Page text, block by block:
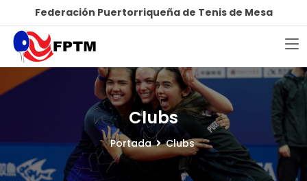
Federación Puertorriqueña de Tenis de Mesa
Clubs
Portada Clubs